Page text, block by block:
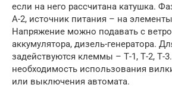
если на него рассчитана катушка.
А-2, источник питания – на
Напряжение можно подавать с
аккумулятора, дизель-генератора.
задействуются клеммы – Т-1, Т-2, Т-
необходимость использования
или выключения автомата.